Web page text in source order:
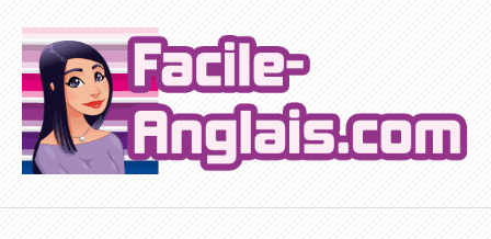
Exercices avec support Audio
Plus d'Exercices
Exercices sur la Date en Anglais
Exercices sur les Nombres en Anglais
Exercices pour apprendre l'heure en Anglais